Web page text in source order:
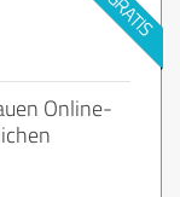
Online-